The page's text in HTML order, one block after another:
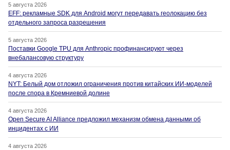
5 августа 2026
EFF: рекламные SDK для Android могут передавать геолокацию без
отдельного запроса разрешения
5 августа 2026
Поставки Google TPU для Anthropic профинансируют через
внебалансовую структуру
4 августа 2026
NYT: Белый дом отложил ограничения против китайских ИИ-моделей
после спора в Кремниевой долине
4 августа 2026
Open Secure AI Alliance предложил механизм обмена данными об
инцидентах с ИИ
4 августа 2026